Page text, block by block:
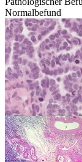
Normalbefund